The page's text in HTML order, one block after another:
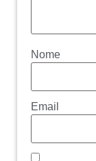
Nome
Email